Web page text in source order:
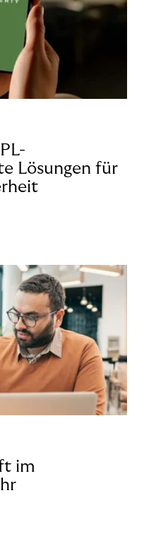
Lösungen für
im